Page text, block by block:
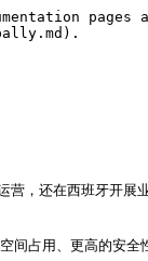
pages
营，还在西班牙开
占用、更高的安全